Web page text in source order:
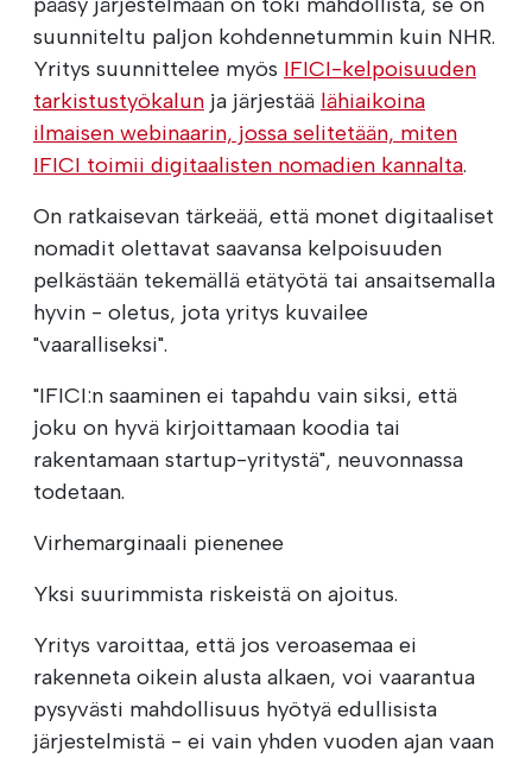
suunniteltu paljon kohdennetummin kuin NHR.
Yritys suunnittelee myös IFICI-kelpoisuuden
tarkistustyökalun ja järjestää lähiaikoina
ilmaisen webinaarin, jossa selitetään, miten
IFICI toimii digitaalisten nomadien kannalta.
On ratkaisevan tärkeää, että monet digitaaliset
nomadit olettavat saavansa kelpoisuuden
pelkästään tekemällä etätyötä tai ansaitsemalla
hyvin - oletus, jota yritys kuvailee
"vaaralliseksi".
"IFICI:n saaminen ei tapahdu vain siksi, että
joku on hyvä kirjoittamaan koodia tai
rakentamaan startup-yritystä", neuvonnassa
todetaan.
Virhemarginaali pienenee
Yksi suurimmista riskeistä on ajoitus.
Yritys varoittaa, että jos veroasemaa ei
rakenneta oikein alusta alkaen, voi vaarantua
pysyvästi mahdollisuus hyötyä edullisista
järjestelmistä - ei vain yhden vuoden ajan vaan